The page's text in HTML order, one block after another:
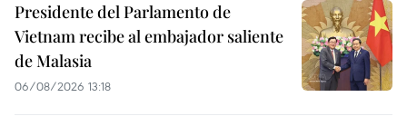
Presidente del Parlamento de
Vietnam recibe al embajador saliente
de Malasia
06/08/2026 13:18